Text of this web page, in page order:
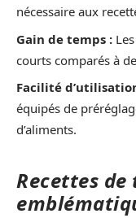
nécessaire aux
Gain de temps :
courts comparés à
Facilité
équipés de
d’aliments.
Recettes